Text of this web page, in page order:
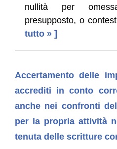
nullità per
presupposto, o
tutto » ]
Accertamento delle
accrediti in conto
anche nei confronti
per la propria attività
tenuta delle scritture